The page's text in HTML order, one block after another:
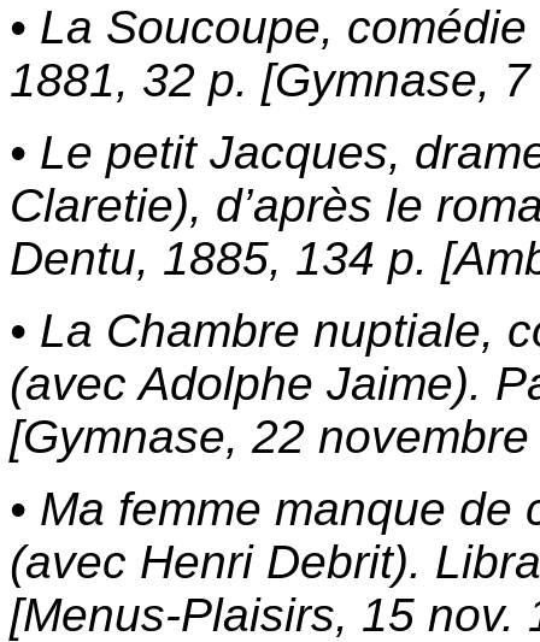
• La Soucoupe,
1881, 32 p. [Gymnase,
• Le petit Jacques,
Claretie), d’après le
Dentu, 1885, 134 p.
• La Chambre nuptiale,
(avec Adolphe Jaime).
[Gymnase, 22
• Ma femme manque
(avec Henri Debrit).
[Menus-Plaisirs, 15 nov.